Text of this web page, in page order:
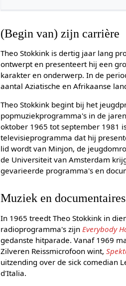
(Begin van) zijn carrière
Theo Stokkink is dertig jaar lang
ontwerpt en presenteert hij een
karakter en onderwerp. In de
aantal Aziatische en Afrikaanse
Theo Stokkink begint bij het
popmuziekprogramma's in de
oktober 1965 tot september 1981
televisieprogramma dat hij
lid wordt van Minjon, de
de Universiteit van Amsterdam
gevarieerde programma's en
Muziek en documentaires
In 1965 treedt Theo Stokkink in
radioprogramma's zijn Everybody
gedanste hitparade. Vanaf 1969
Zilveren Reissmicrofoon wint,
uitzending over de sick comedian
d'Italia.